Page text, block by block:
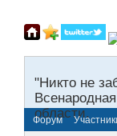
"Никто не
области.
Форум